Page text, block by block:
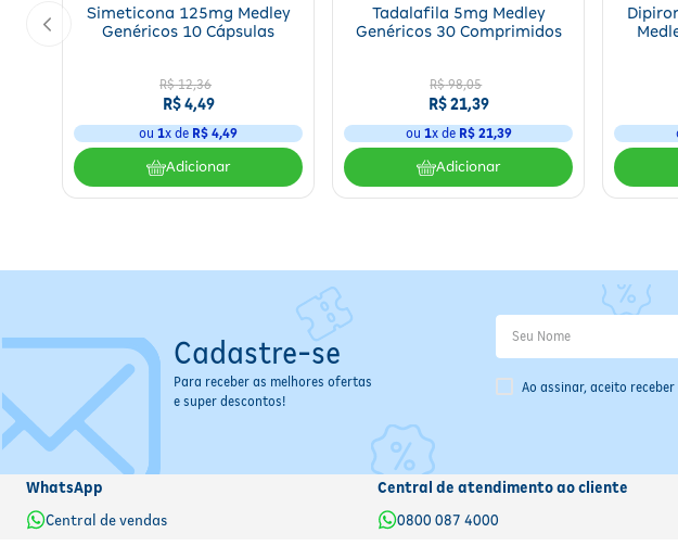
Simeticona 125mg Medley
Genéricos 10 Cápsulas
R$ 12,36
R$ 4,49
ou1x de R$ 4,49
Adicionar
Tadalafila 5mg Medley
Genéricos 30 Comprimidos
R$ 98,05
R$21,39
ou 1x de R$ 21,39
Adicionar
Cadastre-se
Para receber as melhores ofertas
e super descontos!
Ao assinar, aceito
WhatsApp
Central de vendas
Central de atendimento ao cliente
0800 087 4000